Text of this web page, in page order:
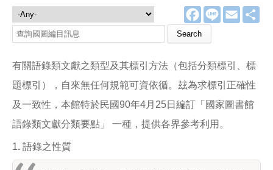
F
a
e
o
o
k
L
E
m
國圖編目訊息
Search this site
有關語錄類文獻之類型及其標引方法（包括分類標引、標
題標引），自來無任何規範可資依循。玆為求標引正確性
及一致性，本館特於民國90年4月25日編訂「國家圖書館
語錄類文獻分類要點」 一種，提供各界參考利用。
1. 語錄之性質